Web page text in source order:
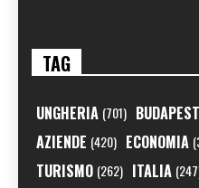
TAG
UNGHERIA (701) BUDAPEST
AZIENDE (420) ECONOMIA
TURISMO (262) ITALIA